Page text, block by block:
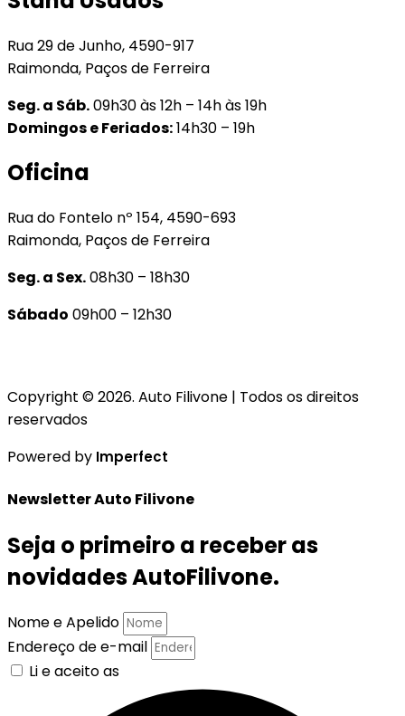
Rua 29 de Junho, 4590-917
Raimonda, Paços de Ferreira
Seg. a Sáb.09h30 às 12h – 14h às 19h
Domingos e Feriados:14h30 – 19h
Oficina
Rua do Fontelo nº 154, 4590-693
Raimonda, Paços de Ferreira
Seg. a Sex.08h30 – 18h30
Sábado 09h00 – 12h30
Copyright © 2026. Auto Filivone | Todos os direitos
reservados
Powered by Imperfect
Newsletter Auto Filivone
Seja o primeiro a receber as
novidades AutoFilivone.
Nome e Apelido
Endereço de e-mail
Li e aceito as